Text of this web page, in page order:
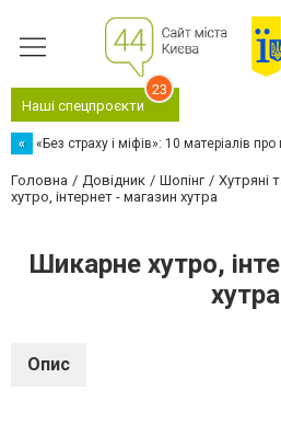
Наші спецпроєкти
23
« «Без страху і міфів»: 10 матеріалів
Головна Довідник Шопінг Хутряні
хутро, інтернет - магазин хутра
Шикарне хутро,
хутра
Опис